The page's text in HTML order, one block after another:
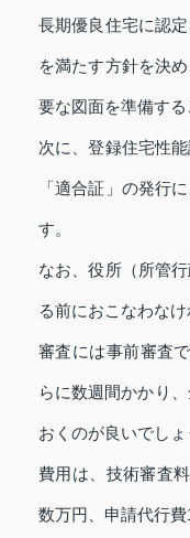
長期優良住宅に認
を満たす方針を決
要な図面を準備する
次に、登録住宅性
「適合証」の発行
す。
なお、役所（所管
る前におこなわなけ
審査には事前審査
らに数週間かかり
おくのが良いでしょ
費用は、技術審査
数万円、申請代行